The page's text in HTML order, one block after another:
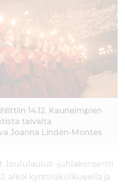
14.12. Kauneimpien
taivalta
Joanna Lindén-Montes
Joululaulut -juhlakonsertti
alkoi kynttiläkulkueella ja